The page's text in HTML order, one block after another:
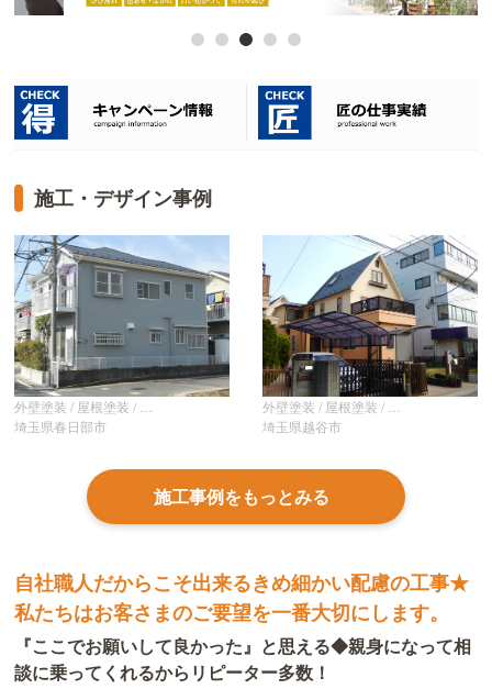
施工・デザイン事例
埼玉県春日部市 埼玉県越谷市
施工事例をもっとみる
自社職人だからこそ出来るきめ細かい配慮の工事★
私たちはお客さまのご要望を一番大切にします。
『ここでお願いして良かった』と思える◆親身になって相
談に乗ってくれるからリピーター多数！